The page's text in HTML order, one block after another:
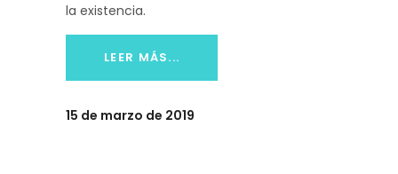
la existencia.
LEER MÁS...
15 de marzo de 2019